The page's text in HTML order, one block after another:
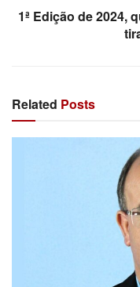
1ª Edição de 2024,
Related Posts